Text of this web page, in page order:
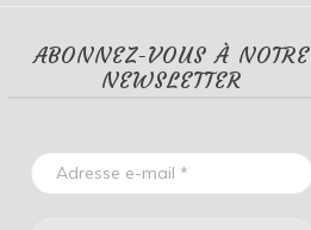
ABONNEZ-VOUS À NOTRE
NEWSLETTER